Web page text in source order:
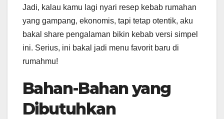
Jadi, kalau kamu lagi nyari resep kebab rumahan
yang gampang, ekonomis, tapi tetap otentik, aku
bakal share pengalaman bikin kebab versi simpel
ini. Serius, ini bakal jadi menu favorit baru di
rumahmu!
Bahan-Bahan yang
Dibutuhkan